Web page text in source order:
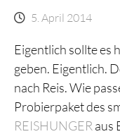
5. April 2014
Eigentlich sollte es
geben. Eigentlich.
nach Reis. Wie
Probierpaket des
REISHUNGER aus